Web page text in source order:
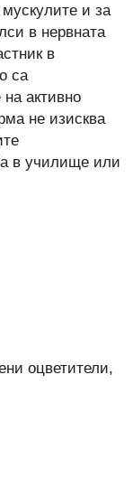
и за
в нервната
в
са
активно
не изисква
в училище или
оцветители,